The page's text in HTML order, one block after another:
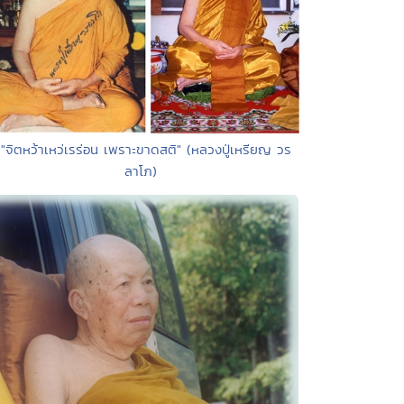
จิตหว้าเหว่เรร่อน เพราะขาดสติ" (หลวงปู่เหรียญ วร
ลาโภ)